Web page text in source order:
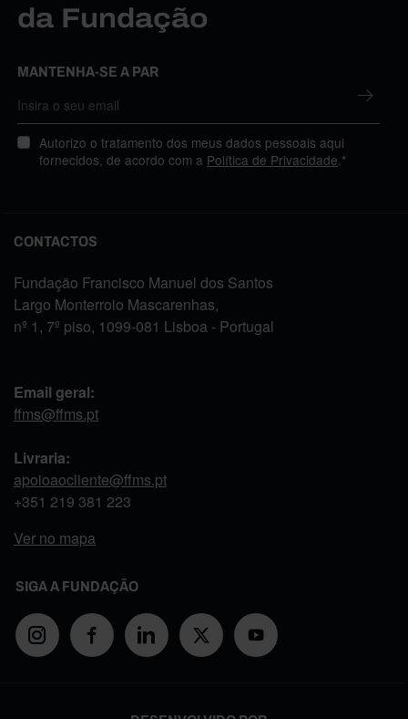
da Fundação
MANTENHA-SE A PAR
Autorizo o tratamento dos meus dados pessoais aqui
fornecidos, de acordo com a Política de Privacidade .*
CONTACTOS
Fundação Francisco Manuel dos Santos
Largo Monterroio Mascarenhas,
nº 1, 7º piso, 1099-081 Lisboa - Portugal
Email geral:
ffms@ffms.pt
Livraria:
apoioaocliente@ffms.pt
+351 219 381 223
Ver no mapa
SIGA A FUNDAÇÃO